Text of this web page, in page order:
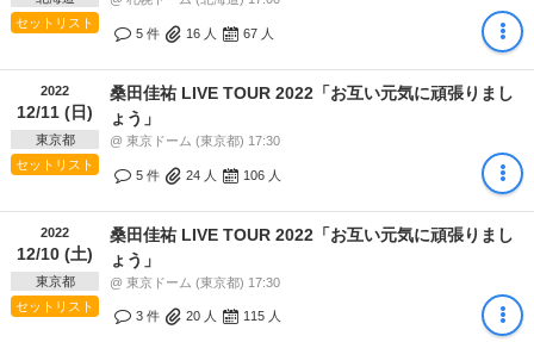
セットリスト
5 件 16 人 67 人
2022
12/11 (日)
東京都
セットリスト
桑田佳祐 LIVE TOUR 2022「お互い元気に頑張りまし
ょう」
@ 東京ドーム (東京都) 17:30
5 件 24 人 106 人
2022
12/10 (土)
東京都
セットリスト
桑田佳祐 LIVE TOUR 2022「お互い元気に頑張りまし
ょう」
@ 東京ドーム (東京都) 17:30
3 件 20 人 115 人